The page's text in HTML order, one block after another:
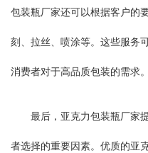
包装瓶厂家还可以根据客户的
刻、拉丝、喷涂等。这些服务
消费者对于高品质包装的需求。
最后，亚克力包装瓶厂家
者选择的重要因素。优质的亚